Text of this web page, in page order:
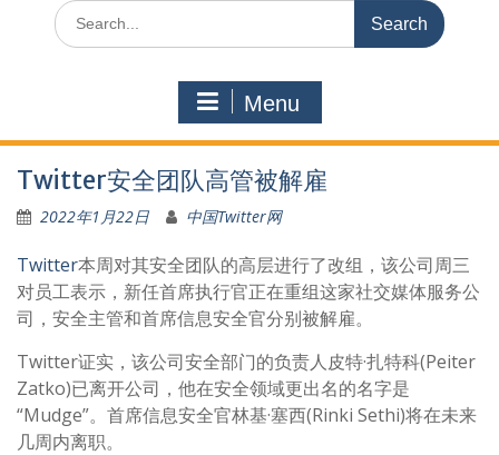
Search
for:
Menu
Twitter安全团队高管被解雇
2022年1月22日 中国Twitter网
Twitter本周对其安全团队的高层进行了改组，该公司周三
对员工表示，新任首席执行官正在重组这家社交媒体服务公
司，安全主管和首席信息安全官分别被解雇。
Twitter证实，该公司安全部门的负责人皮特·扎特科(Peiter
Zatko)已离开公司，他在安全领域更出名的名字是
“Mudge”。首席信息安全官林基·塞西(Rinki Sethi)将在未来
几周内离职。